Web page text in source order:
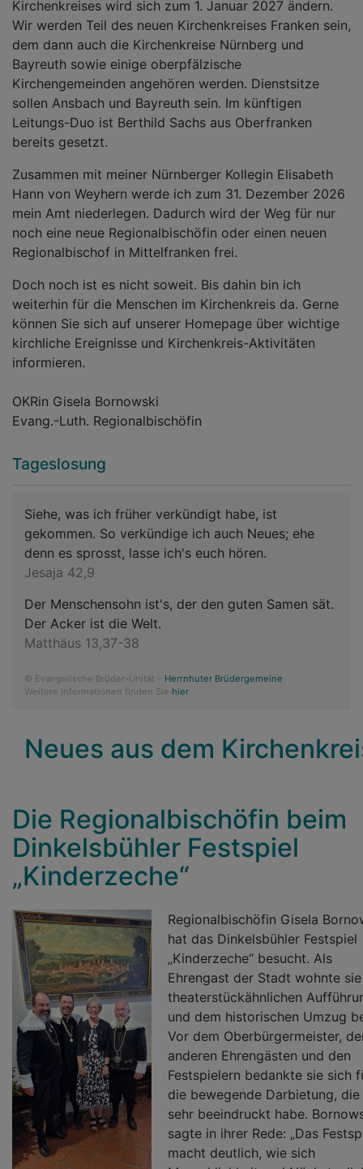
Kirchenkreises wird sich zum 1. Januar 2027 ändern.
Wir werden Teil des neuen Kirchenkreises Franken sein,
dem dann auch die Kirchenkreise Nürnberg und
Bayreuth sowie einige oberpfälzische
Kirchengemeinden angehören werden. Dienstsitze
sollen Ansbach und Bayreuth sein. Im künftigen
Leitungs-Duo ist Berthild Sachs aus Oberfranken
bereits gesetzt.
Zusammen mit meiner Nürnberger Kollegin Elisabeth
Hann von Weyhern werde ich zum 31. Dezember 2026
mein Amt niederlegen. Dadurch wird der Weg für nur
noch eine neue Regionalbischöfin oder einen neuen
Regionalbischof in Mittelfranken frei.
Doch noch ist es nicht soweit. Bis dahin bin ich
weiterhin für die Menschen im Kirchenkreis da. Gerne
können Sie sich auf unserer Homepage über wichtige
kirchliche Ereignisse und Kirchenkreis-Aktivitäten
informieren.
OKRin Gisela Bornowski
Evang.-Luth. Regionalbischöfin
Tageslosung
Siehe, was ich früher verkündigt habe, ist
gekommen. So verkündige ich auch Neues; ehe
denn es sprosst, lasse ich's euch hören.
Jesaja 42,9
Der Menschensohn ist's, der den guten Samen sät.
Der Acker ist die Welt.
Matthäus 13,37-38
© Evangelische Brüder-Unität – Herrnhuter Brüdergemeine
Weitere Informationen finden Sie hier
Neues aus dem
Die Regionalbischöfin beim
Dinkelsbühler Festspiel
„Kinderzeche“
Regionalbischöfin Gisela
hat das Dinkelsbühler Festspiel
„Kinderzeche“ besucht. Als
Ehrengast der Stadt wohnte
theaterstückähnlichen
und dem historischen Umzug
Vor dem Oberbürgermeister,
anderen Ehrengästen und den
Festspielern bedankte sie sich
die bewegende Darbietung, die
sehr beeindruckt habe.
sagte in ihrer Rede: „Das
macht deutlich, wie sich